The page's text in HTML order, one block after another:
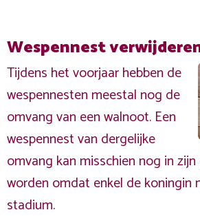
Wespennest
Tijdens het voorjaar hebben de
wespennesten meestal nog de
omvang van een walnoot. Een
wespennest van dergelijke
omvang kan misschien nog in
worden omdat enkel de koningin
stadium.